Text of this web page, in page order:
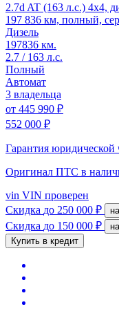
2.7d AT (163 л.с.) 4x4,
197 836 км, полный,
Дизель
197836 км.
2.7 / 163 л.с.
Полный
Автомат
3 владельца
от 445 990 ₽
552 000 ₽
Гарантия юридической
Оригинал ПТС в
vin VIN проверен
Скидка до 250 000 ₽
Скидка до 150 000 ₽
Купить в кредит